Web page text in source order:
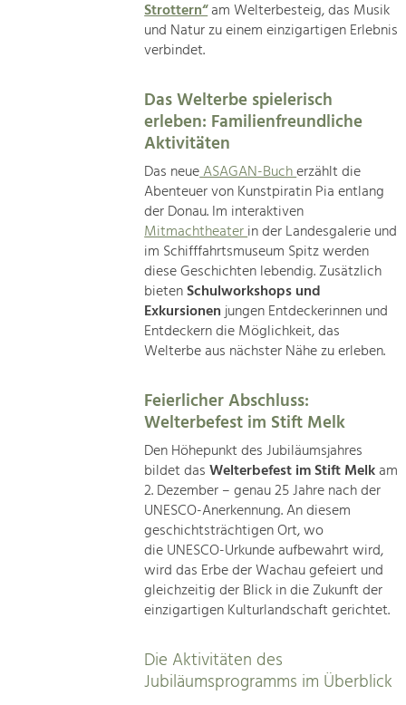
Strottern“am Welterbesteig, das Musik
und Natur zu einem einzigartigen Erlebnis
verbindet.
Das Welterbe spielerisch
erleben: Familienfreundliche
Aktivitäten
Das neueASAGAN-Bucherzählt die
Abenteuer von Kunstpiratin Pia entlang
der Donau. Im interaktiven
Mitmachtheaterin der Landesgalerie und
im Schifffahrtsmuseum Spitz werden
diese Geschichten lebendig. Zusätzlich
bietenSchulworkshops und
Exkursionenjungen Entdeckerinnen und
Entdeckern die Möglichkeit, das
Welterbe aus nächster Nähe zu erleben.
Feierlicher Abschluss:
Welterbefest im Stift Melk
Den Höhepunkt des Jubiläumsjahres
bildet dasWelterbefest im Stift Melkam
2. Dezember – genau 25 Jahre nach der
UNESCO-Anerkennung. An diesem
geschichtsträchtigen Ort, wo
die UNESCO-Urkunde aufbewahrt wird,
wird das Erbe der Wachau gefeiert und
gleichzeitig der Blick in die Zukunft der
einzigartigen Kulturlandschaft gerichtet.
Die Aktivitäten des
Jubiläumsprogramms im Überblick